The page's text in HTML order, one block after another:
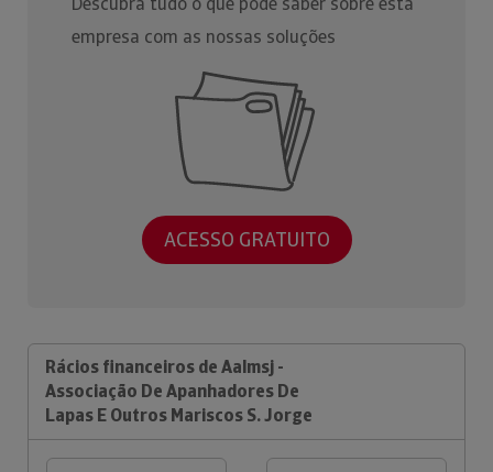
empresa com as nossas soluções
ACESSO GRATUITO
Rácios financeiros de Aalmsj -
Associação De Apanhadores De
Lapas E Outros Mariscos S. Jorge